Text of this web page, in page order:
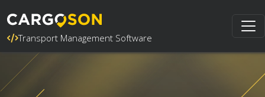
Transport Management Software